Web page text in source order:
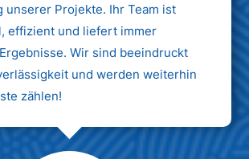
unserer Projekte. Ihr Team ist
effizient und liefert immer
Wir sind beeindruckt
und werden weiterhin
zählen!